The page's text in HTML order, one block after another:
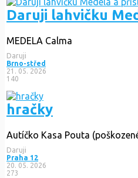
Daruji lahvičku
MEDELA Calma
Daruji
Brno-střed
21. 05. 2026
140
hračky
Autíčko Kasa Pouta
Daruji
Praha 12
20. 05. 2026
273